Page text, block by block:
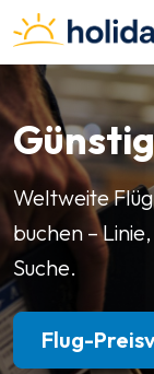
Weltweite
buchen –
Suche.
Flug-